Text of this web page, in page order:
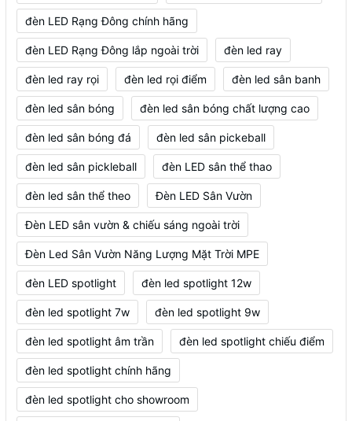
đèn LED Rạng Đông chính hãng
đèn LED Rạng Đông lắp ngoài trời đèn led ray
đèn led ray rọi đèn led rọi điểm đèn led sân banh
đèn led sân bóng đèn led sân bóng chất lượng cao
đèn led sân bóng đá đèn led sân pickeball
đèn led sân pickleball đèn LED sân thể thao
đèn led sân thể theo Đèn LED Sân Vườn
Đèn LED sân vườn & chiếu sáng ngoài trời
Đèn Led Sân Vườn Năng Lượng Mặt Trời MPE
đèn LED spotlight đèn led spotlight 12w
đèn led spotlight 7w đèn led spotlight 9w
đèn led spotlight âm trần đèn led spotlight chiếu điểm
đèn led spotlight chính hãng
đèn led spotlight cho showroom